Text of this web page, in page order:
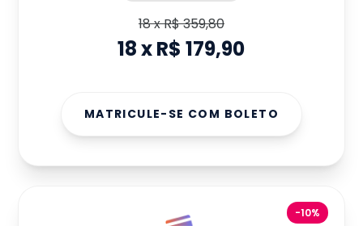
18xR$ 359,80
18xR$ 179,90
MATRICULE-SE COM BOLETO
-10%